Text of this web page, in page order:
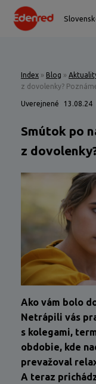
Index » Blog »
z dovolenky?
Uverejnené 13.08.24
Smútok po
z
Ako vám bolo
Netrápili vás
s kolegami,
obdobie, kde
prevažoval
A teraz